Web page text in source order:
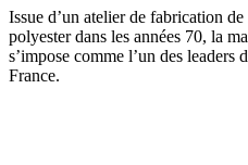
Issue d’un atelier de fabrication
polyester dans les années 70, la
s’impose comme l’un des leaders
France.